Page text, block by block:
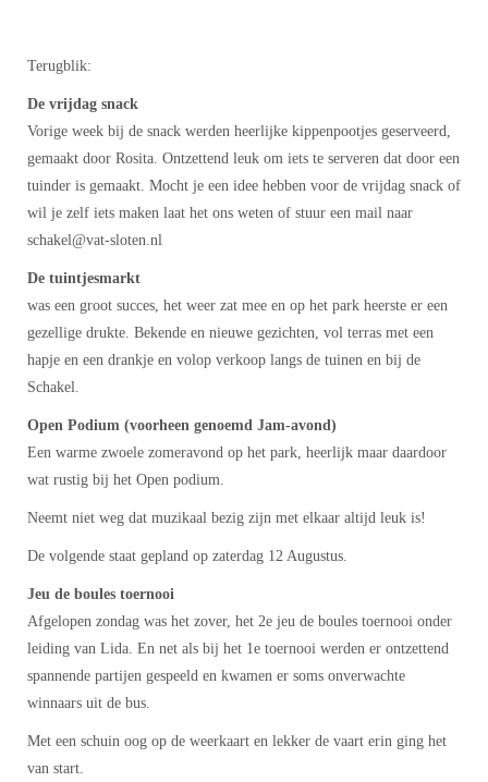
Terugblik:
De vrijdag snack
Vorige week bij de snack werden heerlijke kippenpootjes geserveerd,
gemaakt door Rosita. Ontzettend leuk om iets te serveren dat door een
tuinder is gemaakt. Mocht je een idee hebben voor de vrijdag snack of
wil je zelf iets maken laat het ons weten of stuur een mail naar
lekahcs@vat-sloten.nl
De tuintjesmarkt
was een groot succes, het weer zat mee en op het park heerste er een
gezellige drukte. Bekende en nieuwe gezichten, vol terras met een
hapje en een drankje en volop verkoop langs de tuinen en bij de
Schakel.
Open Podium (voorheen genoemd Jam-avond)
Een warme zwoele zomeravond op het park, heerlijk maar daardoor
wat rustig bij het Open podium.
Neemt niet weg dat muzikaal bezig zijn met elkaar altijd leuk is!
De volgende staat gepland op zaterdag 12 Augustus.
Jeu de boules toernooi
Afgelopen zondag was het zover, het 2e jeu de boules toernooi onder
leiding van Lida. En net als bij het 1e toernooi werden er ontzettend
spannende partijen gespeeld en kwamen er soms onverwachte
winnaars uit de bus.
Met een schuin oog op de weerkaart en lekker de vaart erin ging het
van start.